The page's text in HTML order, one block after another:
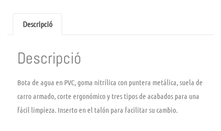
Descripció
Descripció
Bota de agua en PVC, goma nitrílica con puntera metálica, suela de
carro armado, corte ergonómico y tres tipos de acabados para una
fácil limpieza. Inserto en el talón para facilitar su cambio.